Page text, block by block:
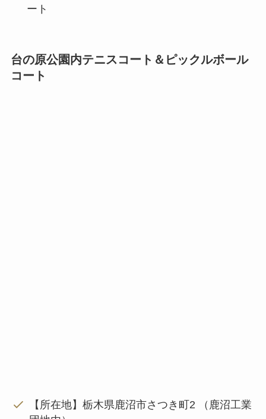
ート
台の原公園内テニスコート＆ピックルボール
コート
【所在地】栃木県鹿沼市さつき町2 （鹿沼工業